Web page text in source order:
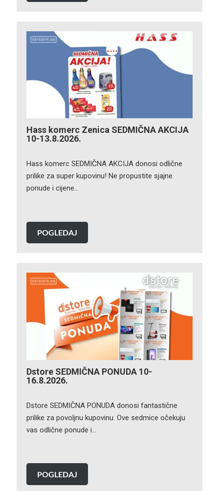
Hass komerc Zenica SEDMIČNA AKCIJA
10-13.8.2026.
Hass komerc SEDMIČNA AKCIJA donosi odlične
prilike za super kupovinu! Ne propustite sjajne
ponude i cijene…
POGLEDAJ
Dstore SEDMIČNA PONUDA 10-
16.8.2026.
Dstore SEDMIČNA PONUDA donosi fantastične
prilike za povoljnu kupovinu. Ove sedmice očekuju
vas odlične ponude i…
POGLEDAJ